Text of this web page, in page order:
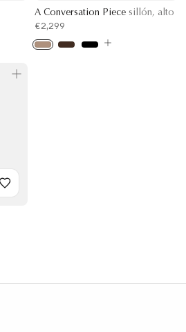
A Conversation Piece sillón, alto
€2,299